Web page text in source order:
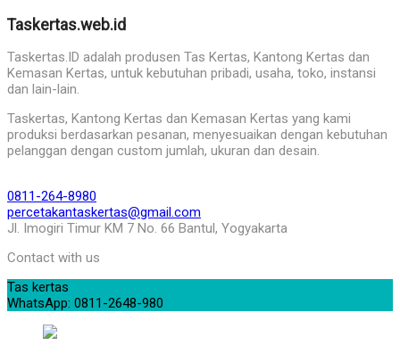
Taskertas.web.id
Taskertas.ID adalah produsen Tas Kertas, Kantong Kertas dan
Kemasan Kertas, untuk kebutuhan pribadi, usaha, toko, instansi
dan lain-lain.
Taskertas, Kantong Kertas dan Kemasan Kertas yang kami
produksi berdasarkan pesanan, menyesuaikan dengan kebutuhan
pelanggan dengan custom jumlah, ukuran dan desain.
0811-264-8980
percetakantaskertas@gmail.com
Jl. Imogiri Timur KM 7 No. 66 Bantul, Yogyakarta
Contact with us
Tas kertas
WhatsApp: 0811-2648-980